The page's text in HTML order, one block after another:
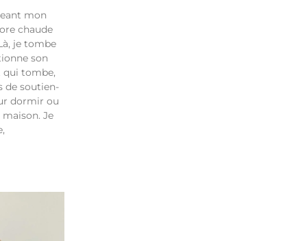
mon
chaude
je tombe
son
qui tombe,
de soutien-
dormir ou
Je